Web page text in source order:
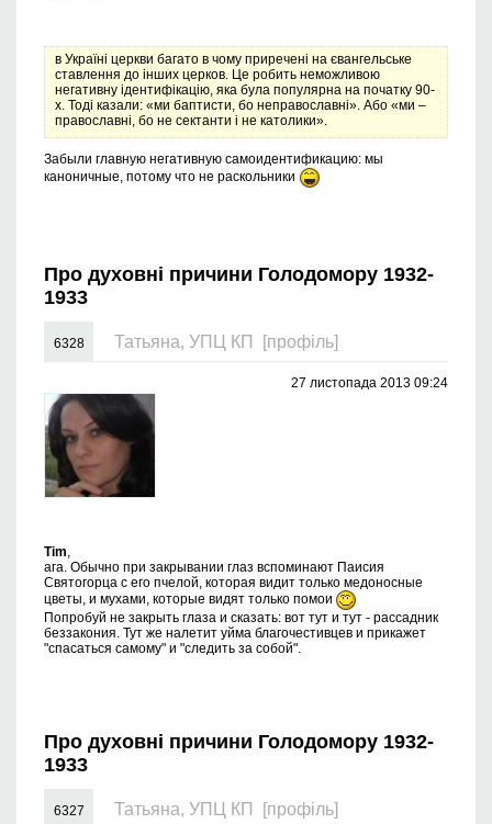
в Україні церкви багато в чому приречені на євангельське
ставлення до інших церков. Це робить неможливою
негативну ідентифікацію, яка була популярна на початку 90-
х. Тоді казали: «ми баптисти, бо неправославні». Або «ми –
православні, бо не сектанти і не католики».
Забыли главную негативную самоидентификацию: мы
каноничные, потому что не раскольники
Про духовні причини Голодомору 1932-
1933
6328 Татьяна, УПЦ КП [профіль]
27 листопада 2013 09:24
Tim,
ага. Обычно при закрывании глаз вспоминают Паисия
Святогорца с его пчелой, которая видит только медоносные
цветы, и мухами, которые видят только помои
Попробуй не закрыть глаза и сказать: вот тут и тут - рассадник
беззакония. Тут же налетит уйма благочестивцев и прикажет
"спасаться самому" и "следить за собой".
Про духовні причини Голодомору 1932-
1933
6327 Татьяна, УПЦ КП [профіль]